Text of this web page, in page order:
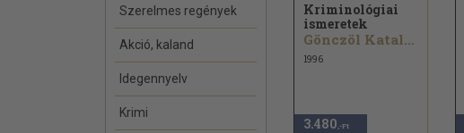
Szerelmes regények
Akció, kaland
Idegennyelv
Krimi
Kriminológiai
ismeretek
Gönczöl Katalin...
1996
3.480 ,-Ft